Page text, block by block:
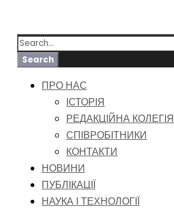
ПРО НАС
ІСТОРІЯ
РЕДАКЦІЙНА КОЛЕГІЯ
СПІВРОБІТНИКИ
КОНТАКТИ
НОВИНИ
ПУБЛІКАЦІЇ
НАУКА І ТЕХНОЛОГІЇ